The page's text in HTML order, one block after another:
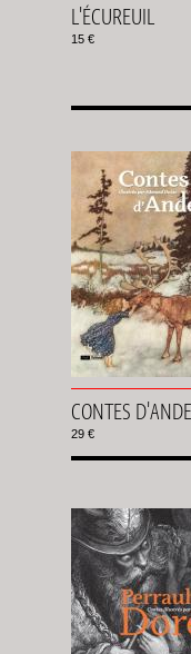
L'ÉCUREUIL
15 €
CONTES
29 €